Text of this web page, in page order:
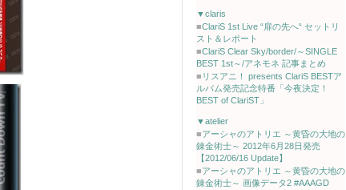
▼claris
■ClariS 1st Live “扉の先へ“ セットリ
スト＆レポート
■ClariS Clear Sky/border/～SINGLE
BEST 1st～/アネモネ 記事まとめ
■ リスアニ！ presents ClariS BESTア
ルバム発売記念特番「今夜決定！
BEST of ClariST」
▼atelier
■アーシャのアトリエ ～黄昏の大地の
錬金術士～ 2012年6月28日発売
【2012/06/16 Update】
■アーシャのアトリエ ～黄昏の大地の
錬金術士～ 画像データ2 #AAAGD